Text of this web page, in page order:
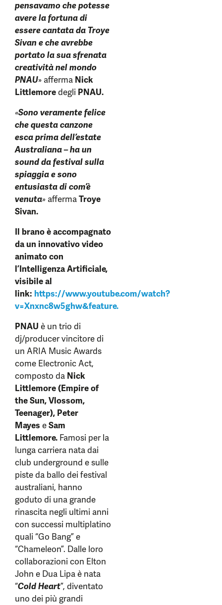
pensavamo che potesse
avere la fortuna di
essere cantata da Troye
Sivan e che avrebbe
portato la sua sfrenata
creatività nel mondo
PNAU» afferma Nick
Littlemoredegli PNAU.
«Sono veramente felice
che questa canzone
esca prima dell’estate
Australiana – ha un
sound da festival sulla
spiaggia e sono
entusiasta di com’è
venuta» affermaTroye
Sivan.
Il brano è accompagnato
da un innovativo video
animato con
l’Intelligenza Artificiale,
visibile al
link: https://www.youtube.com/watch?
v=Xnxnc8w5ghw&feature.
PNAU è un trio di
dj/producer vincitore di
un ARIA Music Awards
come Electronic Act,
composto da Nick
Littlemore (Empire of
the Sun, Vlossom,
Teenager), Peter
Mayes eSam
Littlemore. Famosi per la
lunga carriera nata dai
club underground e sulle
piste da ballo dei festival
australiani, hanno
goduto di una grande
rinascita negli ultimi anni
con successi multiplatino
quali “Go Bang” e
“Chameleon”. Dalle loro
collaborazioni con Elton
John e Dua Lipa è nata
“Cold Heart”, diventato
uno dei più grandi